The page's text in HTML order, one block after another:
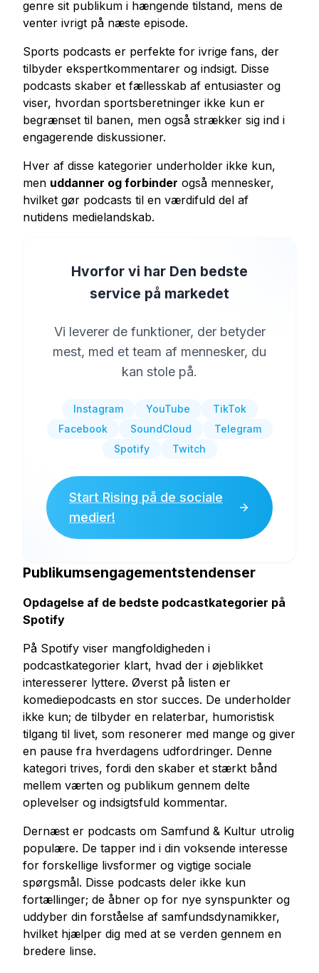
genre sit publikum i hængende tilstand, mens de
venter ivrigt på næste episode.
Sports podcasts er perfekte for ivrige fans, der
tilbyder ekspertkommentarer og indsigt. Disse
podcasts skaber et fællesskab af entusiaster og
viser, hvordan sportsberetninger ikke kun er
begrænset til banen, men også strækker sig ind i
engagerende diskussioner.
Hver af disse kategorier underholder ikke kun,
men uddanner og forbinder også mennesker,
hvilket gør podcasts til en værdifuld del af
nutidens medielandskab.
Hvorfor vi har Den bedste
service på markedet
Vi leverer de funktioner, der betyder
mest, med et team af mennesker, du
kan stole på.
Instagram YouTube
TikTok
Facebook
SoundCloud
Telegram
Spotify
Twitch
Start Rising på de sociale
medier!
Publikumsengagementstendenser
Opdagelse af de bedste podcastkategorier på
Spotify
På Spotify viser mangfoldigheden i
podcastkategorier klart, hvad der i øjeblikket
interesserer lyttere. Øverst på listen er
komediepodcasts en stor succes. De underholder
ikke kun; de tilbyder en relaterbar, humoristisk
tilgang til livet, som resonerer med mange og giver
en pause fra hverdagens udfordringer. Denne
kategori trives, fordi den skaber et stærkt bånd
mellem værten og publikum gennem delte
oplevelser og indsigtsfuld kommentar.
Dernæst er podcasts om Samfund & Kultur utrolig
populære. De tapper ind i din voksende interesse
for forskellige livsformer og vigtige sociale
spørgsmål. Disse podcasts deler ikke kun
fortællinger; de åbner op for nye synspunkter og
uddyber din forståelse af samfundsdynamikker,
hvilket hjælper dig med at se verden gennem en
bredere linse.